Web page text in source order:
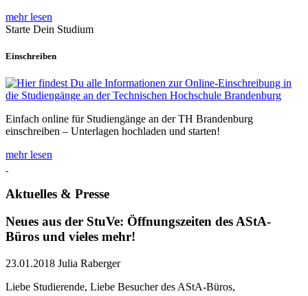
mehr lesen
Starte Dein Studium
Einschreiben
Einfach online für Studiengänge an der TH Brandenburg
einschreiben – Unterlagen hochladen und starten!
mehr lesen
Aktuelles & Presse
Neues aus der StuVe: Öffnungszeiten des AStA-
Büros und vieles mehr!
23.01.2018 Julia Raberger
Liebe Studierende, Liebe Besucher des AStA-Büros,